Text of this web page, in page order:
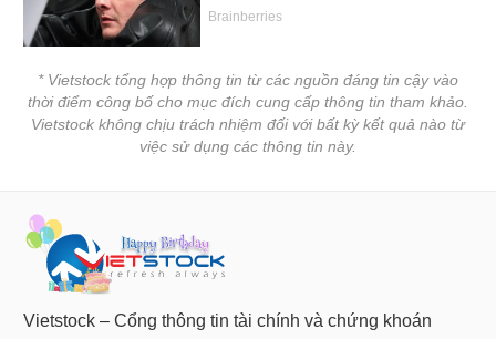
* Vietstock tổng hợp thông tin từ các nguồn đáng tin cậy vào
thời điểm công bố cho mục đích cung cấp thông tin tham khảo.
Vietstock không chịu trách nhiệm đối với bất kỳ kết quả nào từ
việc sử dụng các thông tin này.
Vietstock – Cổng thông tin tài chính và chứng khoán